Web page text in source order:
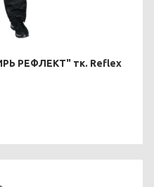
РЕФЛЕКТ" тк. Reflex